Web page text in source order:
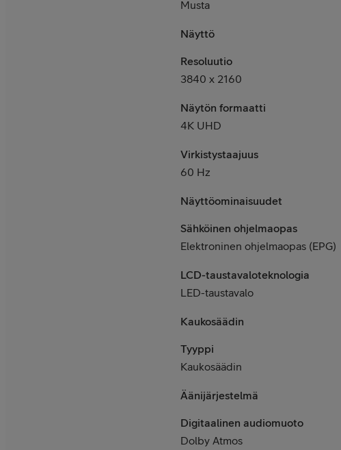
Musta
Näyttö
Resoluutio
3840 x 2160
Näytön formaatti
4K UHD
Virkistystaajuus
60 Hz
Näyttöominaisuudet
Sähköinen ohjelmaopas
Elektroninen ohjelmaopas (EPG)
LCD-taustavaloteknologia
LED-taustavalo
Kaukosäädin
Tyyppi
Kaukosäädin
Äänijärjestelmä
Digitaalinen audiomuoto
Dolby Atmos